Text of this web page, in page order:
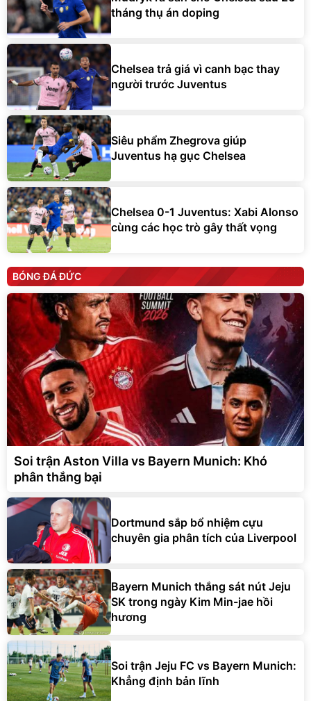
tháng thụ án doping
Chelsea trả giá vì canh bạc thay
người trước Juventus
Siêu phẩm Zhegrova giúp
Juventus hạ gục Chelsea
Chelsea 0-1 Juventus: Xabi Alonso
cùng các học trò gây thất vọng
BÓNG ĐÁ ĐỨC
Soi trận Aston Villa vs Bayern Munich: Khó
phân thắng bại
Dortmund sắp bổ nhiệm cựu
chuyên gia phân tích của Liverpool
Bayern Munich thắng sát nút Jeju
SK trong ngày Kim Min-jae hồi
hương
Soi trận Jeju FC vs Bayern Munich:
Khẳng định bản lĩnh